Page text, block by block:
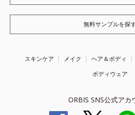
無料サンプルを探
スキンケア メイク ヘア＆ボディ
ボディウェア
ORBIS SNS公式アカ